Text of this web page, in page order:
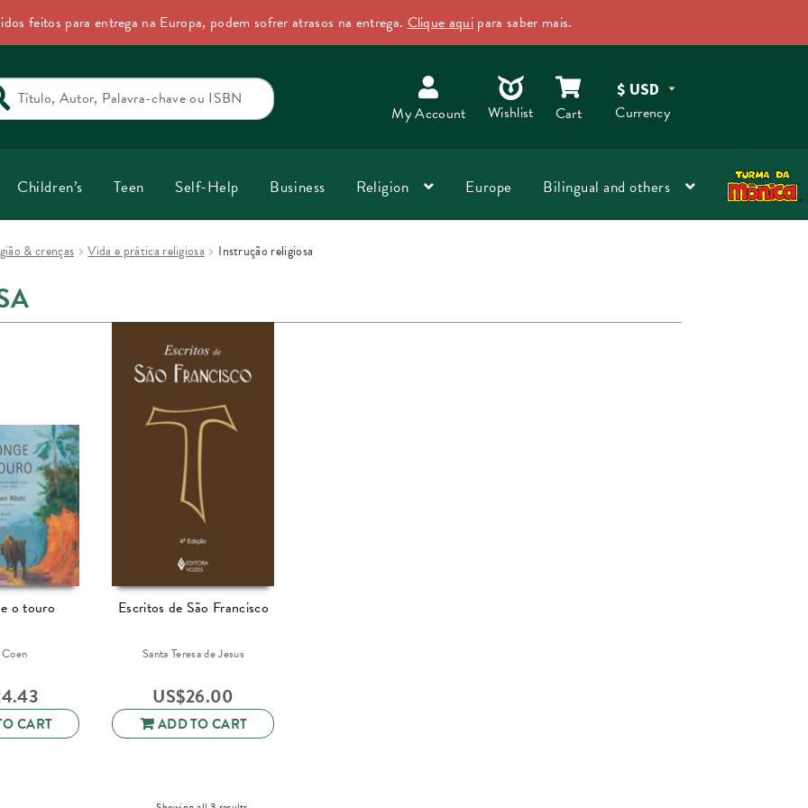
feitos para entrega na Europa, podem sofrer atrasos na entrega.Clique aqui para saber mais.
My Account
O
Wishlist Cart Currency
Children’s Teen Self-Help Business Religion Europe Bilingual and others
& crenças Vida e prática religiosa Instrução religiosa
o touro
CART
Escritos de São Francisco
Santa Teresa de Jesus
US$26.00
ADD TO CART